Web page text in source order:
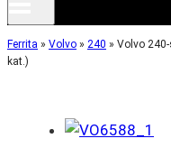
Ferrita » Volvo » 240 » Volvo
kat.)